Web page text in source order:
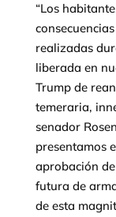
“Los
realizadas
liberada en
Trump de
temeraria,
senador
presentamos
aprobación
futura de
de esta